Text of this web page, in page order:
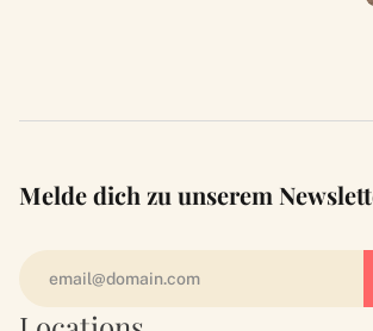
Melde dich zu unserem